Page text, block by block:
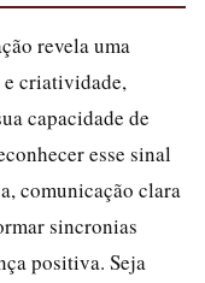
revela uma
e criatividade,
capacidade de
esse sinal
comunicação clara
sincronias
positiva. Seja